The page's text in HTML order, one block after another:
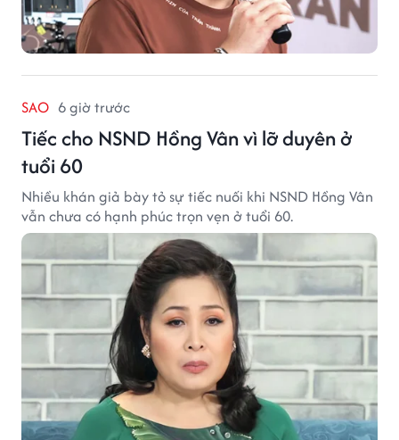
SAO 6 giờ trước
Tiếc cho NSND Hồng Vân vì lỡ duyên ở
tuổi 60
Nhiều khán giả bày tỏ sự tiếc nuối khi NSND Hồng Vân
vẫn chưa có hạnh phúc trọn vẹn ở tuổi 60.